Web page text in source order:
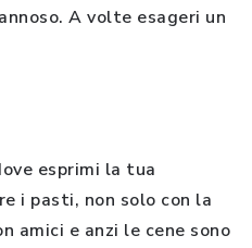
A volte esageri un
esprimi la tua
i pasti, non solo con la
amici e anzi le cene sono